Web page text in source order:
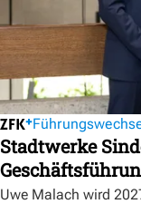
Stadtwerke
Uwe Malach wird